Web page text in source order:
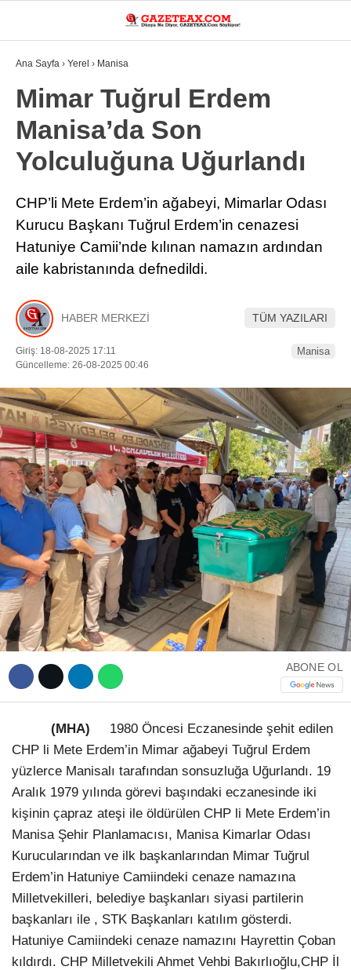
WhatsApp İhbar Hattı
Facebook
Instagram
Youtube
32.8
MANISA
DÜNYA
ASAYIŞ
SIYASET
EKONOMI
YEREL
EĞITIM
Ana Sayfa › Yerel › Manisa
Mimar Tuğrul Erdem
Manisa’da Son
Yolculuğuna Uğurlandı
CHP’li Mete Erdem’in ağabeyi, Mimarlar Odası
Kurucu Başkanı Tuğrul Erdem’in cenazesi
Hatuniye Camii’nde kılınan namazın ardından
aile kabristanında defnedildi.
HABER MERKEZİ TÜM YAZILARI
Giriş: 18-08-2025 17:11
Güncelleme: 26-08-2025 00:46
Manisa
ABONE OL
(MHA)
1980 Öncesi Eczanesinde şehit edilen
CHP li Mete Erdem’in Mimar ağabeyi Tuğrul Erdem
yüzlerce Manisalı tarafından sonsuzluğa Uğurlandı. 19
Aralık 1979 yılında görevi başındaki eczanesinde iki
kişinin çapraz ateşi ile öldürülen CHP li Mete Erdem’in
Manisa Şehir Planlamacısı, Manisa Kimarlar Odası
Kurucularından ve ilk başkanlarından Mimar Tuğrul
Erdem’in Hatuniye Camiindeki cenaze namazına
Milletvekilleri, belediye başkanları siyasi partilerin
başkanları ile , STK Başkanları katılım gösterdi.
Hatuniye Camiindeki cenaze namazını Hayrettin Çoban
kıldırdı. CHP Milletvekili Ahmet Vehbi Bakırlıoğlu,CHP İl